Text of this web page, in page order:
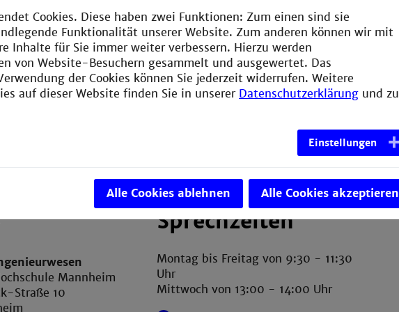
Mannheim
Straße 10
Sprechzeiten
Montag bis Freitag von 9:30 - 11:30
Uhr
Mittwoch von 13:00 - 14:00 Uhr
Cookies. Diese haben zwei Funktionen: Zum einen sind sie
Funktionalität unserer Website. Zum anderen können wir mit
Inhalte für Sie immer weiter verbessern. Hierzu werden
von Website-Besuchern gesammelt und ausgewertet. Das
der Cookies können Sie jederzeit widerrufen. Weitere
auf dieser Website finden Sie in unserer Datenschutzerklärung und zu
Einstellungen
Alle Cookies ablehnen Alle Cookies akzeptieren